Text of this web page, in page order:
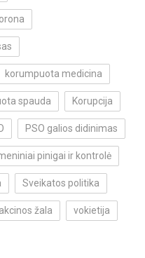
korumpuota medicina
spauda Korupcija
PSO galios didinimas
pinigai ir kontrolė
Sveikatos politika
žala vokietija